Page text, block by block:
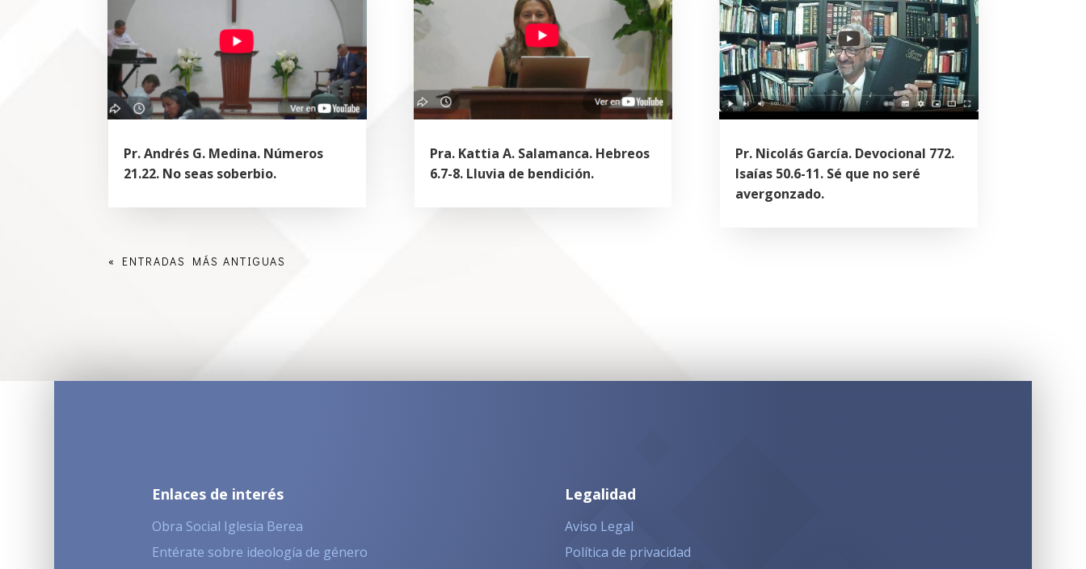
Pr. Andrés G. Medina. Números
21.22. No seas soberbio.
Pra. Kattia A. Salamanca. Hebreos
6.7-8. Lluvia de bendición.
Pr. Nicolás García. Devocional 772.
Isaías 50.6-11. Sé que no seré
avergonzado.
« ENTRADAS MÁS ANTIGUAS
Enlaces de interés
Obra Social Iglesia Berea
Entérate sobre ideología de género
Legalidad
Aviso Legal
Política de privacidad